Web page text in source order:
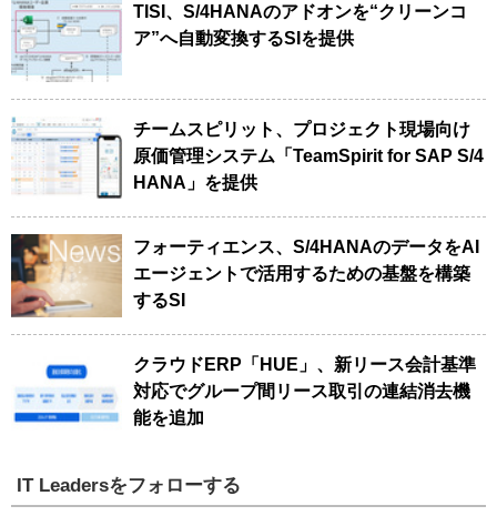
TISI、S/4HANAのアドオンを“クリーンコ
ア”へ自動変換するSIを提供
チームスピリット、プロジェクト現場向け
原価管理システム「TeamSpirit for SAP S/4
HANA」を提供
フォーティエンス、S/4HANAのデータをAI
エージェントで活用するための基盤を構築
するSI
クラウドERP「HUE」、新リース会計基準
対応でグループ間リース取引の連結消去機
能を追加
IT Leadersをフォローする